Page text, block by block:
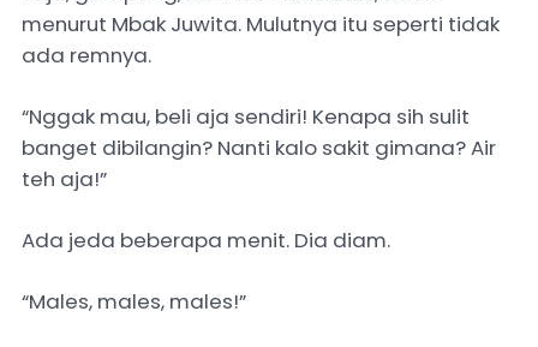
menurut Mbak Juwita. Mulutnya itu seperti tidak
ada remnya.
“Nggak mau, beli aja sendiri! Kenapa sih sulit
banget dibilangin? Nanti kalo sakit gimana? Air
teh aja!”
Ada jeda beberapa menit. Dia diam.
“Males, males, males!”